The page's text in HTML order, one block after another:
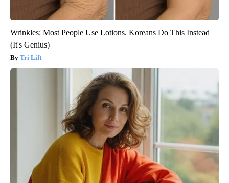
Wrinkles: Most People Use Lotions. Koreans Do This Instead
(It's Genius)
Tri Lift